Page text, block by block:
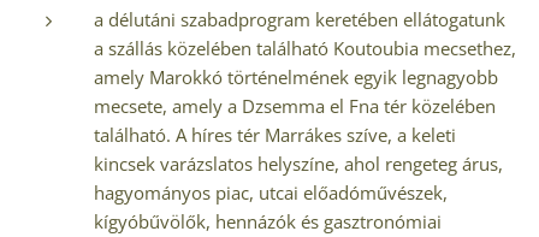
a délutáni szabadprogram keretében ellátogatunk
a szállás közelében található Koutoubia mecsethez,
amely Marokkó történelmének egyik legnagyobb
mecsete, amely a Dzsemma el Fna tér közelében
található. A híres tér Marrákes szíve, a keleti
kincsek varázslatos helyszíne, ahol rengeteg árus,
hagyományos piac, utcai előadóművészek,
kígyóbűvölők, hennázók és gasztronómiai